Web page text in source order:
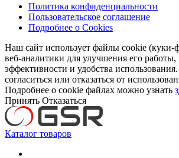
Политика конфиденциальности
Пользовательское соглашение
Подробнее о Cookies
Наш сайт использует файлы cookie
веб-аналитики для улучшения его
эффективности и удобства
согласиться или отказаться от
Подробнее о cookie файлах можно узнать
Принять Отказаться
Каталог товаров